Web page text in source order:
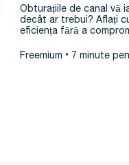
Obturațiile de canal vă
decât ar trebui? Aflați
eficiența fără a
Freemium 7 minute